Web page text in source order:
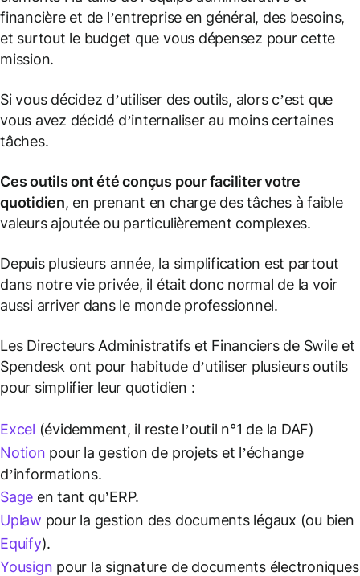
financière et de l’entreprise en général, des besoins,
et surtout le budget que vous dépensez pour cette
mission.
Si vous décidez d’utiliser des outils, alors c’est que
vous avez décidé d’internaliser au moins certaines
tâches.
Ces outils ont été conçus pour faciliter votre
quotidien, en prenant en charge des tâches à faible
valeurs ajoutée ou particulièrement complexes.
Depuis plusieurs année, la simplification est partout
dans notre vie privée, il était donc normal de la voir
aussi arriver dans le monde professionnel.
Les Directeurs Administratifs et Financiers de Swile et
Spendesk ont pour habitude d’utiliser plusieurs outils
pour simplifier leur quotidien :
Excel (évidemment, il reste l’outil n°1 de la DAF)
Notion pour la gestion de projets et l’échange
d’informations.
Sage en tant qu’ERP.
Uplaw pour la gestion des documents légaux (ou bien
Equify).
Yousign pour la signature de documents électroniques